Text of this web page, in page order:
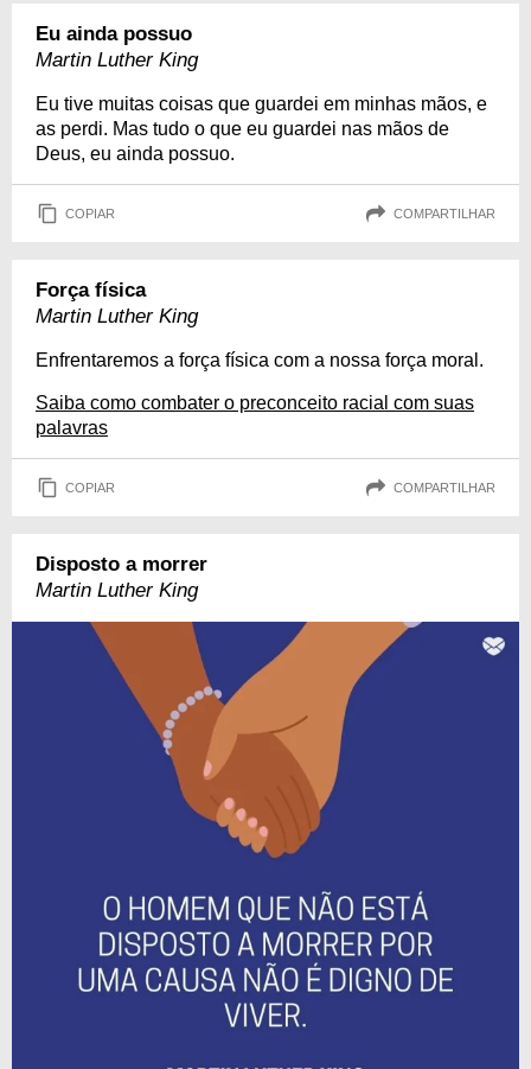
Eu ainda possuo
Martin Luther King
Eu tive muitas coisas que guardei em minhas mãos, e
as perdi. Mas tudo o que eu guardei nas mãos de
Deus, eu ainda possuo.
COPIAR COMPARTILHAR
Força física
Martin Luther King
Enfrentaremos a força física com a nossa força moral.
Saiba como combater o preconceito racial com suas
palavras
COPIAR COMPARTILHAR
Disposto a morrer
Martin Luther King